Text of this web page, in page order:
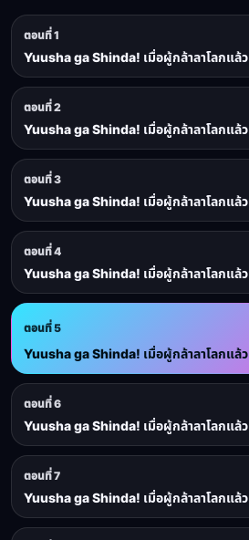
ตอนที่ 1
Yuusha ga Shinda! เมื่อผู้กล้าลาโลกแล้
ตอนที่ 2
Yuusha ga Shinda! เมื่อผู้กล้าลาโลกแล้
ตอนที่ 3
Yuusha ga Shinda! เมื่อผู้กล้าลาโลกแล้
ตอนที่ 4
Yuusha ga Shinda! เมื่อผู้กล้าลาโลกแล้
ตอนที่ 5
Yuusha ga Shinda! เมื่อผู้กล้าลาโลกแล้
ตอนที่ 6
Yuusha ga Shinda! เมื่อผู้กล้าลาโลกแล้
ตอนที่ 7
Yuusha ga Shinda! เมื่อผู้กล้าลาโลกแล้